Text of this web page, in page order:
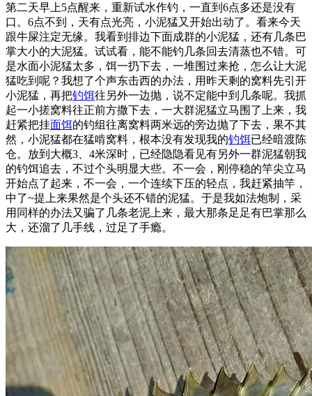
第二天早上5点醒来，重新试水作钓，一直到6点多还是没有
口。6点不到，天有点光亮，小泥猛又开始出动了。看来今天
跟牛屎注定无缘。我看到排边下面成群的小泥猛，还有几条巴
掌大小的大泥猛。试试看，能不能钓几条回去清蒸也不错。可
是水面小泥猛太多，饵一扔下去，一堆围过来抢，怎么让大泥
猛吃到呢？我想了个声东击西的办法，用昨天剩的窝料先引开
小泥猛，再把钓饵往另外一边抛，说不定能中到几条呢。我抓
起一小搓窝料往正前方撒下去，一大群泥猛立马围了上来，我
赶紧把挂面饵的钓组往离窝料两米远的旁边抛了下去，果不其
然，小泥猛都在猛啃窝料，根本没有发现我的钓饵已经暗渡陈
仓。放到大概3、4米深时，已经隐隐看见有另外一群泥猛朝我
的钓饵追去，不过个头明显大些。不一会，刚停稳的竿尖立马
开始点了起来，不一会，一个连续下压的轻点，我赶紧抽竿，
中了~提上来果然是个头还不错的泥猛。于是我如法炮制，采
用同样的办法又骗了几条老泥上来，最大那条足足有巴掌那么
大，还溜了几手线，过足了手瘾。